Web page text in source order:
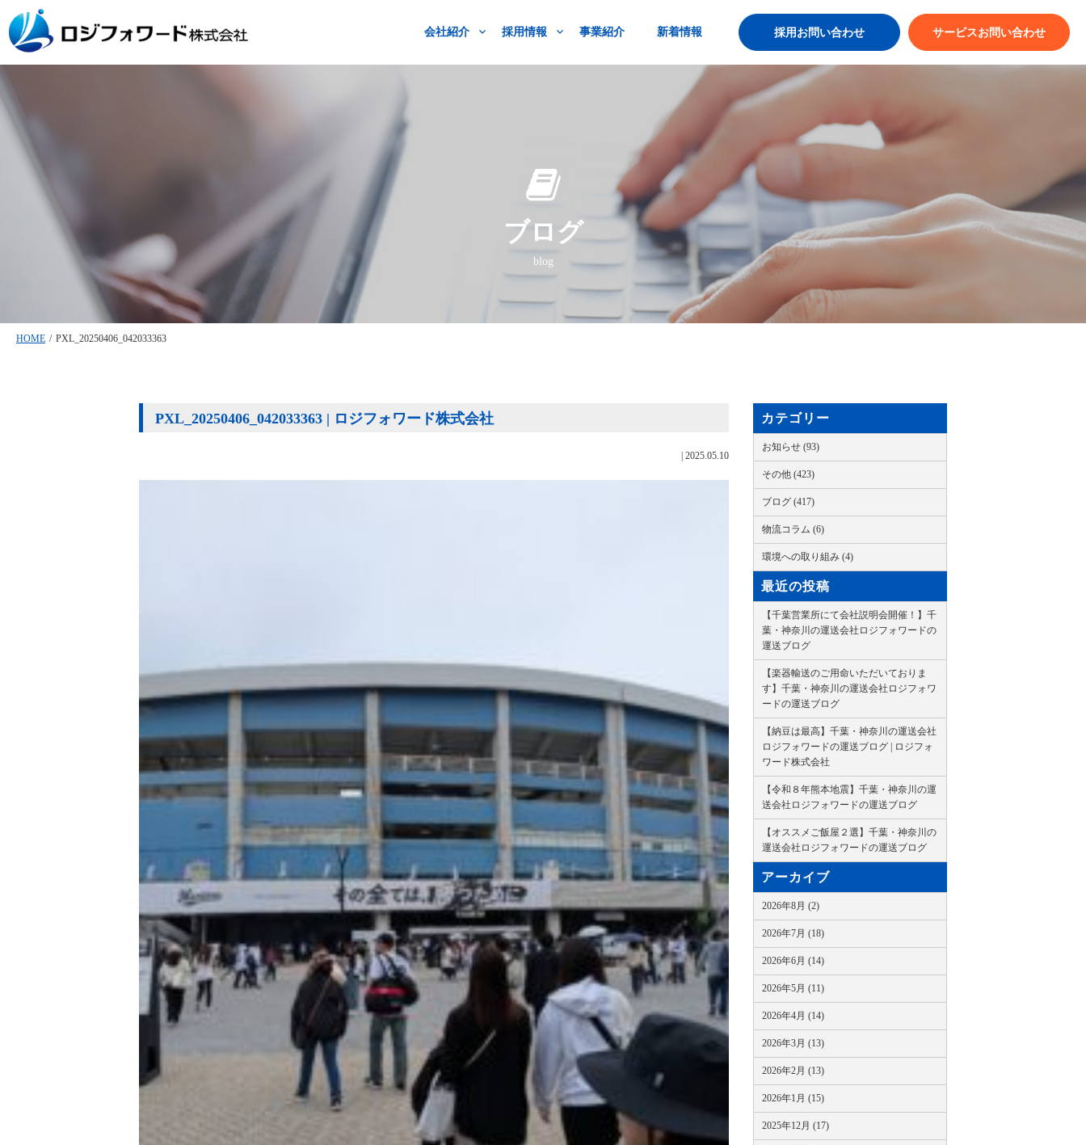
会社紹介 採用情報 事業紹介 新着情報 採用お問い合わせ サービスお問い合わせ
ブログ
blog
HOME / PXL_20250406_042033363
PXL_20250406_042033363 | ロジフォワード株式会社
2025.05.10
カテゴリー
お知らせ (93)
その他 (423)
ブログ (417)
物流コラム (6)
環境への取り組み (4)
最近の投稿
【千葉営業所にて会社説明会開催！】千
葉・神奈川の運送会社ロジフォワードの
運送ブログ
【楽器輸送のご用命いただいておりま
す】千葉・神奈川の運送会社ロジフォワ
ードの運送ブログ
【納豆は最高】千葉・神奈川の運送会社
ロジフォワードの運送ブログ | ロジフォ
ワード株式会社
【令和８年熊本地震】千葉・神奈川の運
送会社ロジフォワードの運送ブログ
【オススメご飯屋２選】千葉・神奈川の
運送会社ロジフォワードの運送ブログ
アーカイブ
2026年8月 (2)
2026年7月 (18)
2026年6月 (14)
2026年5月 (11)
2026年4月 (14)
2026年3月 (13)
2026年2月 (13)
2026年1月 (15)
2025年12月 (17)